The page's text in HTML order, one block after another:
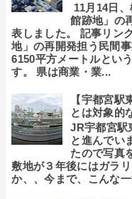
11月14日
館跡地」の
表しました。 記事リン
地」の再開発担う民間
6150平方メートルとい
す。 県は商業・業...
【宇都宮
とは対象的
JR宇都宮駅
と進んでい
たので写真
敷地が３年後にはガラ
か、、今まで、こんな